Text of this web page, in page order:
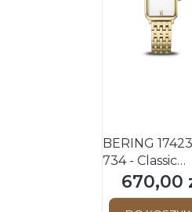
BERING
734 - Classic
Sapphire -
- Zegarek
Cena
670,00